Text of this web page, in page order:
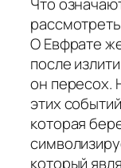
О Евфрате
после
он пересох.
этих
которая
который